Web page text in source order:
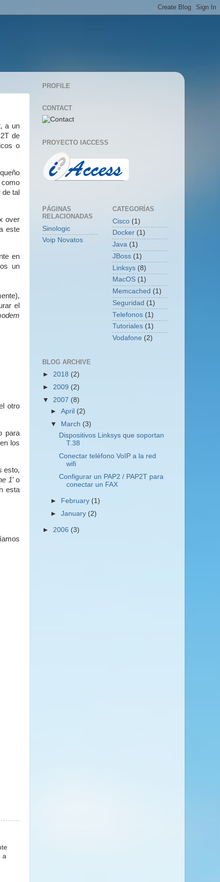
a un
de
o
como
tal
over
este
en
un
el
otro
para
los
esto,
1’ o
esta
a
PROFILE
CONTACT
PROYECTO IACCESS
PÁGINAS
RELACIONADAS
Sinologic
Voip Novatos
CATEGORÍAS
Cisco (1)
Docker (1)
Java (1)
JBoss (1)
Linksys (8)
MacOS (1)
Memcached (1)
Seguridad (1)
Telefonos (1)
Tutoriales (1)
Vodafone (2)
BLOG ARCHIVE
► 2018 (2)
► 2009 (2)
▼ 2007 (8)
►April (2)
▼
March (3)
Dispositivos Linksys que soportan
T.38
Conectar teléfono VoIP a la red
wifi
Configurar un PAP2 / PAP2T para
conectar un FAX
► February (1)
►January (2)
► 2006 (3)